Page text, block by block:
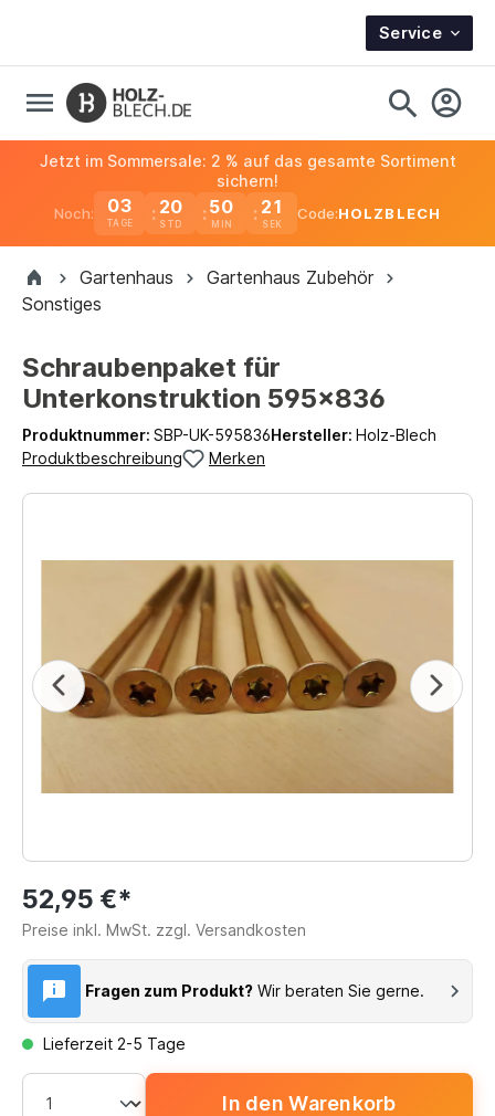
Service
Noch: 03
TAGE
20 50 21
Jetzt im Sommersale: 2 % auf das gesamte Sortiment
sichern!
Code:HOLZBLECH
Gartenhaus
Gartenhaus Zubehör
Sonstiges
Schraubenpaket für
Unterkonstruktion 595x836
Produktnummer: SBP-UK-595836Hersteller: Holz-Blech
Produktbeschreibung
Merken
52,95 €*
Preise inkl. MwSt. zzgl. Versandkosten
Fragen zum Produkt? Wir beraten Sie gerne.
Lieferzeit 2-5 Tage
In den Warenkorb